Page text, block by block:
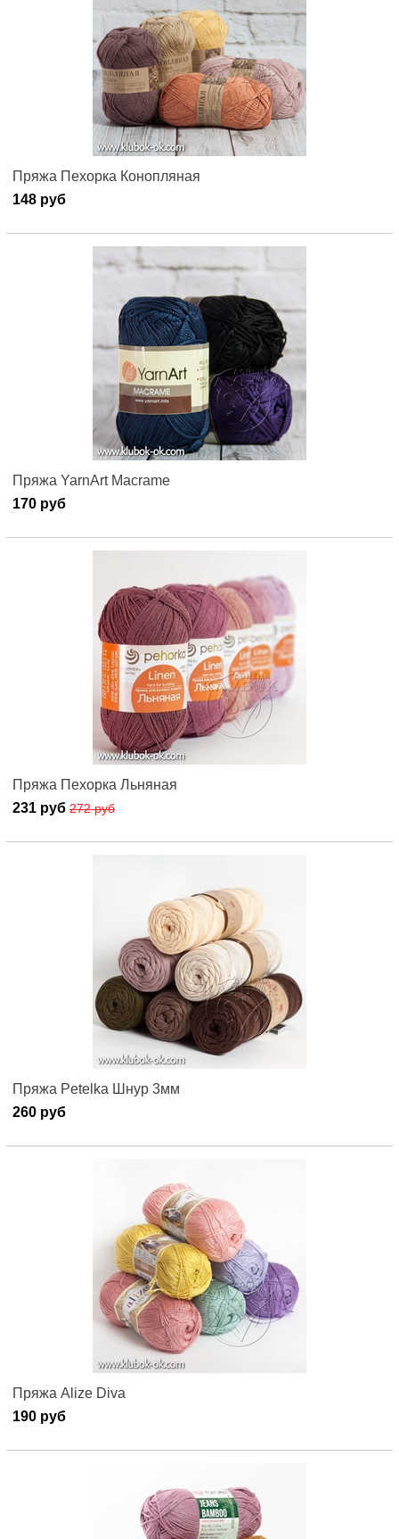
Пряжа Пехорка Конопляная
148 руб
Пряжа YarnArt Macrame
170 руб
Пряжа Пехорка Льняная
231 руб 272 руб
Пряжа Petelka Шнур 3мм
260 руб
Пряжа Alize Diva
190 руб